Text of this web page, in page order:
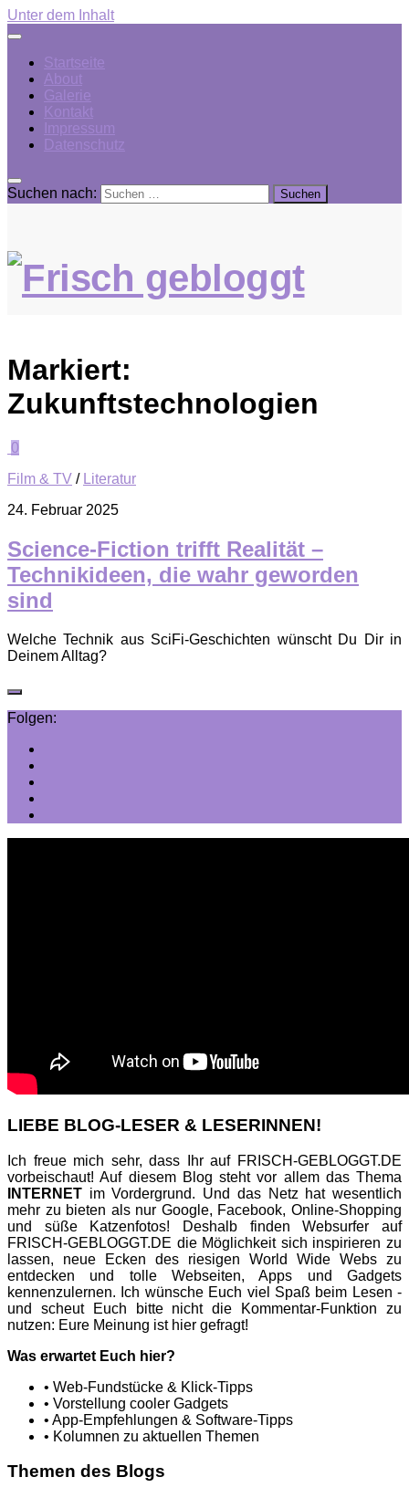
Unter dem Inhalt
Startseite
About
Galerie
Kontakt
Impressum
Datenschutz
Suchen nach:
Markiert:
Zukunftstechnologien
0
Film & TV / Literatur
24. Februar 2025
Science-Fiction trifft Realität –
Technikideen, die wahr geworden
sind
Welche Technik aus SciFi-Geschichten wünscht Du Dir in
Deinem Alltag?
Folgen:
LIEBE BLOG-LESER & LESERINNEN!
Ich freue mich sehr, dass Ihr auf FRISCH-GEBLOGGT.DE
vorbeischaut! Auf diesem Blog steht vor allem das Thema
INTERNET im Vordergrund. Und das Netz hat wesentlich
mehr zu bieten als nur Google, Facebook, Online-Shopping
und süße Katzenfotos! Deshalb finden Websurfer auf
FRISCH-GEBLOGGT.DE die Möglichkeit sich inspirieren zu
lassen, neue Ecken des riesigen World Wide Webs zu
entdecken und tolle Webseiten, Apps und Gadgets
kennenzulernen. Ich wünsche Euch viel Spaß beim Lesen -
und scheut Euch bitte nicht die Kommentar-Funktion zu
nutzen: Eure Meinung ist hier gefragt!
Was erwartet Euch hier?
• Web-Fundstücke & Klick-Tipps
• Vorstellung cooler Gadgets
• App-Empfehlungen & Software-Tipps
• Kolumnen zu aktuellen Themen
Themen des Blogs